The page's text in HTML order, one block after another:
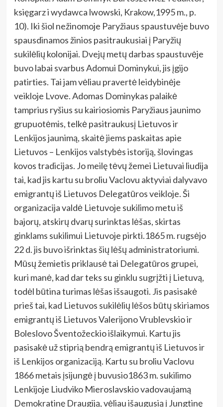
księgarz i wydawca lwowski, Krakow,1995 m., p.
10). Iki šiol nežinomoje Paryžiaus spaustuvėje buvo
spausdinamos žinios pasitraukusiai į Paryžių
sukilėlių kolonijai. Dvejų metų darbas spaustuvėje
buvo labai svarbus Adomui Dominykui, jis įgijo
patirties. Tai jam vėliau pravertė leidybinėje
veikloje Lvove. Adomas Dominykas palaikė
tamprius ryšius su kairiosiomis Paryžiaus jaunimo
grupuotėmis, telkė pasitraukusį Lietuvos ir
Lenkijos jaunimą, skaitė jiems paskaitas apie
Lietuvos – Lenkijos valstybės istoriją, šlovingas
kovos tradicijas. Jo meilę tėvų žemei Lietuvai liudija
tai, kad jis kartu su broliu Vaclovu aktyviai dalyvavo
emigrantų iš Lietuvos Delegatūros veikloje. Ši
organizacija valdė Lietuvoje sukilimo metu iš
bajorų, atskirų dvarų surinktas lėšas, skirtas
ginklams sukilimui Lietuvoje pirkti.1865 m. rugsėjo
22 d. jis buvo išrinktas šių lėšų administratoriumi.
Mūsų žemietis priklausė tai Delegatūros grupei,
kuri manė, kad dar teks su ginklu sugrįžti į Lietuvą,
todėl būtina turimas lėšas išsaugoti. Jis pasisakė
prieš tai, kad Lietuvos sukilėlių lėšos būtų skiriamos
emigrantų iš Lietuvos Valerijono Vrublevskio ir
Boleslovo Šventožeckio išlaikymui. Kartu jis
pasisakė už stiprią bendrą emigrantų iš Lietuvos ir
iš Lenkijos organizaciją. Kartu su broliu Vaclovu
1866 metais įsijungė į buvusio1863 m. sukilimo
Lenkijoje Liudviko Mieroslavskio vadovaujamą
Demokratinę Draugiją, vėliau išaugusią į Jungtinę